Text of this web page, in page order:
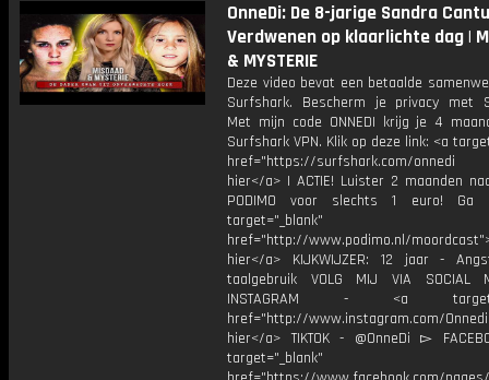
OnneDi: De 8-jarige Sandra
Verdwenen op klaarlichte dag |
& MYSTERIE
Deze video bevat een betaalde
Surfshark. Bescherm je privacy met
Met mijn code ONNEDI krijg je 4
Surfshark VPN. Klik op deze link: <a
href="https://surfshark.com/onnedi
hier</a> | ACTIE! Luister 2 maanden
PODIMO voor slechts 1 euro! Ga
target="_blank"
href="http://www.podimo.nl/
hier</a> KIJKWIJZER: 12 jaar -
taalgebruik VOLG MIJ VIA SOCIAL
INSTAGRAM - <a
href="http://www.instagram.com/
hier</a> TIKTOK - @OnneDi ▻
target="_blank"